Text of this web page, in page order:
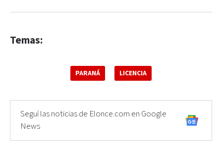
Temas:
PARANÁ LICENCIA
Seguí las noticias de Elonce.com en Google
News